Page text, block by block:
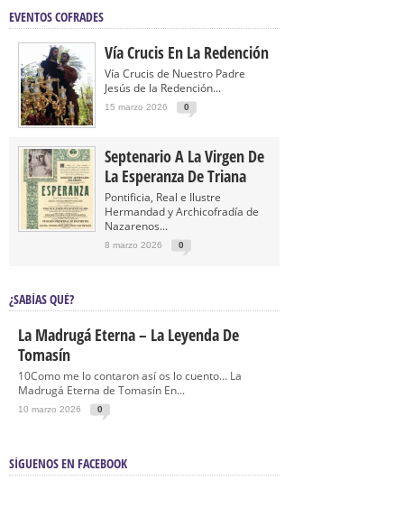
EVENTOS COFRADES
Vía Crucis En La Redención
Vía Crucis de Nuestro Padre
Jesús de la Redención...
15 marzo 2026 0
Septenario A La Virgen De
La Esperanza De Triana
Pontificia, Real e Ilustre
Hermandad y Archicofradía de
Nazarenos...
8 marzo 2026 0
¿SABÍAS QUÉ?
La Madrugá Eterna – La Leyenda De
Tomasín
10Como me lo contaron así os lo cuento… La
Madrugá Eterna de Tomasín En...
10 marzo 2026 0
SÍGUENOS EN FACEBOOK